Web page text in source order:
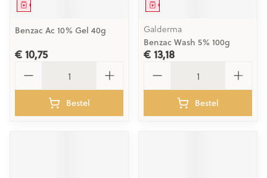
Geneesmiddel
Benzac Ac 10% Gel 40g
€ 10,75
Bestel
Geneesmiddel
Galderma
Benzac Wash 5% 100g
€ 13,18
Bestel